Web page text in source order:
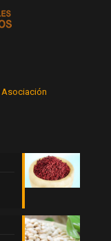
Asociación